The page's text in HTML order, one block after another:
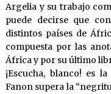
Argelia y su trabajo
puede decirse que
distintos países de
compuesta por las
África y por su último
¡Escucha, blanco! es
Fanon supera la